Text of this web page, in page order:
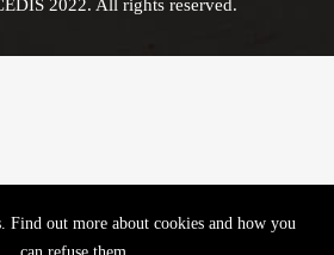
2022. All rights reserved.
Find out more about cookies and how you